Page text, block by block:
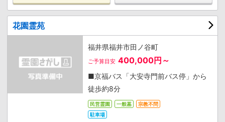
花園霊苑
福井県福井市田ノ谷町
ご予算目安 400,000円～
■京福バス「大安寺門前バス停」から
徒歩約8分
民営霊園 一般墓
宗教不問
駐車場